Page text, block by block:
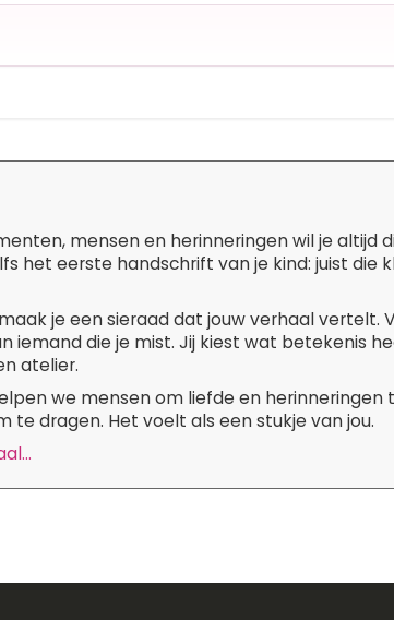
mensen en herinneringen wil je altijd
het eerste handschrift van je kind: juist die
je een sieraad dat jouw verhaal
iemand die je mist. Jij kiest wat betekenis
atelier.
we mensen om liefde en
te dragen. Het voelt als een stukje van jou.